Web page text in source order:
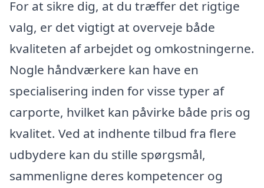
For at sikre dig, at du træffer det rigtige
valg, er det vigtigt at overveje både
kvaliteten af arbejdet og omkostningerne.
Nogle håndværkere kan have en
specialisering inden for visse typer af
carporte, hvilket kan påvirke både pris og
kvalitet. Ved at indhente tilbud fra flere
udbydere kan du stille spørgsmål,
sammenligne deres kompetencer og